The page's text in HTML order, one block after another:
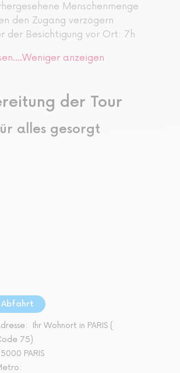
Menschenmenge
den Zugang verzögern
der Besichtigung vor Ort: 7h
Weniger anzeigen
der Tour
alles gesorgt
Abfahrt
Ihr Wohnort in PARIS (
75)
PARIS